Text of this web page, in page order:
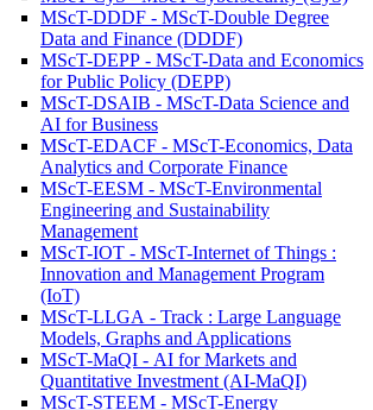
MScT-DDDF - MScT-Double Degree
Data and Finance (DDDF)
MScT-DEPP - MScT-Data and Economics
for Public Policy (DEPP)
MScT-DSAIB - MScT-Data Science and
AI for Business
MScT-EDACF - MScT-Economics, Data
Analytics and Corporate Finance
MScT-EESM - MScT-Environmental
Engineering and Sustainability
Management
MScT-IOT - MScT-Internet of Things :
Innovation and Management Program
(IoT)
MScT-LLGA - Track : Large Language
Models, Graphs and Applications
MScT-MaQI - AI for Markets and
Quantitative Investment (AI-MaQI)
MScT-STEEM - MScT-Energy